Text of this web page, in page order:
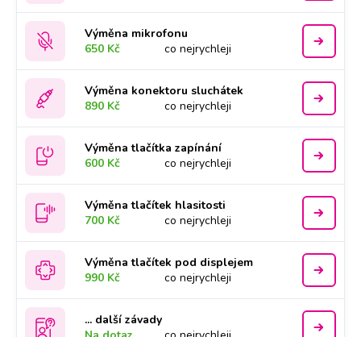
Výměna mikrofonu
650 Kč
co nejrychleji
Výměna konektoru sluchátek
890 Kč
co nejrychleji
Výměna tlačítka zapínání
600 Kč
co nejrychleji
Výměna tlačítek hlasitosti
700 Kč
co nejrychleji
Výměna tlačítek pod displejem
990 Kč
co nejrychleji
... další závady